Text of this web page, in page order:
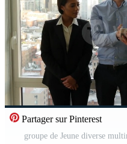
Partager sur Pinterest